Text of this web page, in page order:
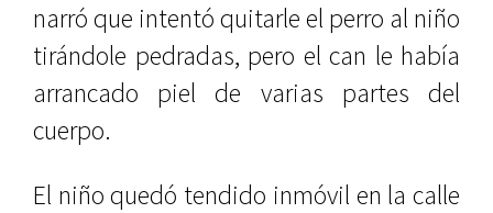
narró que intentó quitarle el perro al niño
tirándole pedradas, pero el can le había
arrancado piel de varias partes del
cuerpo.
El niño quedó tendido inmóvil en la calle